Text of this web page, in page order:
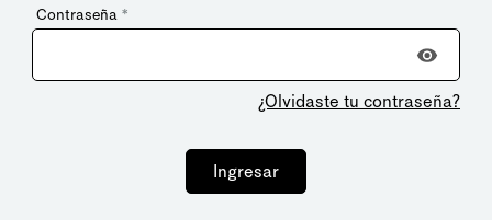
Contraseña *
¿Olvidaste tu contraseña?
Ingresar